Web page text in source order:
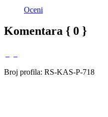
Oceni
Komentara { 0 }
Broj profila: RS-KAS-P-718